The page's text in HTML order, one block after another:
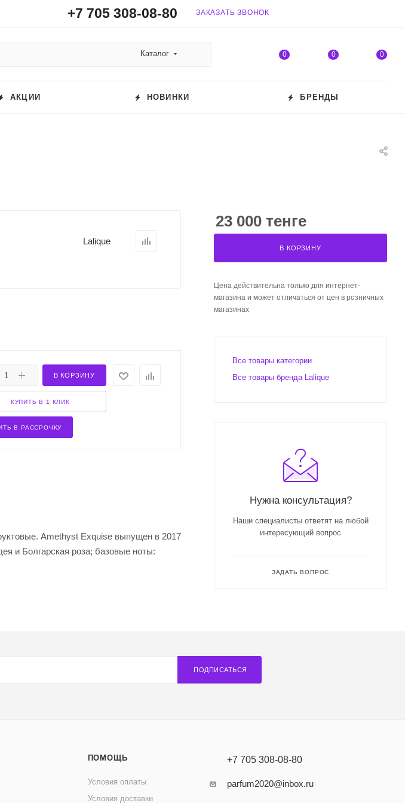
+7 705 308-08-80 ЗАКАЗАТЬ ЗВОНОК
Каталог 0 0 0
АКЦИИ НОВИНКИ БРЕНДЫ
Lalique
В КОРЗИНУ
КУПИТЬ В 1 КЛИК
В РАССРОЧКУ
Amethyst Exquise выпущен в 2017
и Болгарская роза; базовые ноты:
23 000 тенге
В КОРЗИНУ
Цена действительна только для интернет-
магазина и может отличаться от цен в розничных
магазинах
Все товары категории
Все товары бренда Lalique
Нужна консультация?
Наши специалисты ответят на любой
интересующий вопрос
ЗАДАТЬ ВОПРОС
ПОДПИСАТЬСЯ
ПОМОЩЬ
Условия оплаты
Условия доставки
+7 705 308-08-80
parfum2020@inbox.ru